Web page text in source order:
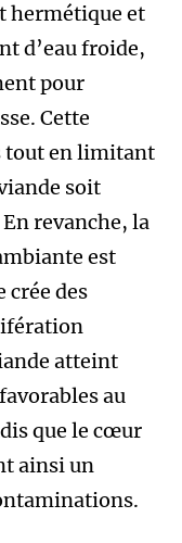
hermétique et
d’eau froide,
pour
Cette
tout en limitant
soit
revanche, la
est
crée des
atteint
au
que le cœur
ainsi un